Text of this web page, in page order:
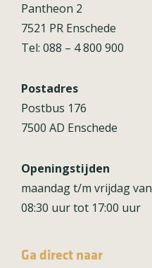
Pantheon 2
7521 PR Enschede
Tel: 088 – 4 800 900
Postadres
Postbus 176
7500 AD Enschede
Openingstijden
maandag t/m vrijdag van
08:30 uur tot 17:00 uur
Ga direct naar